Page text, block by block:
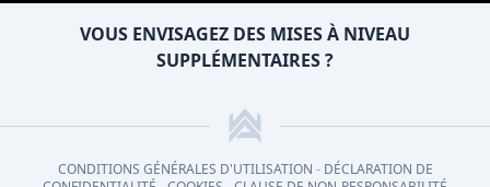
VOUS ENVISAGEZ DES MISES À NIVEAU
SUPPLÉMENTAIRES ?
CONDITIONS GÉNÉRALES D'UTILISATION - DÉCLARATION DE